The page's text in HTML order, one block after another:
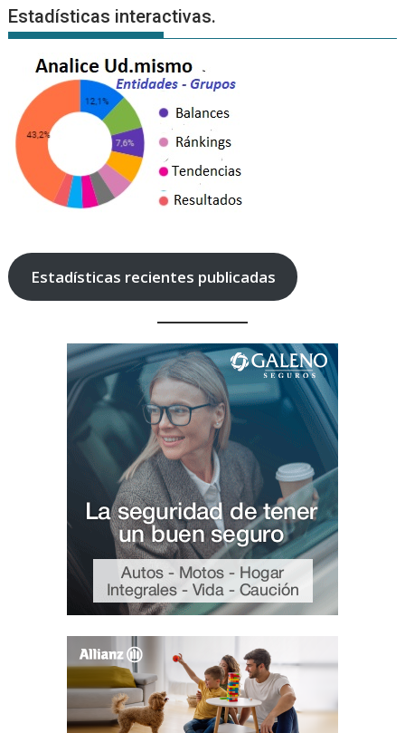
Estadísticas interactivas.
Estadísticas recientes publicadas